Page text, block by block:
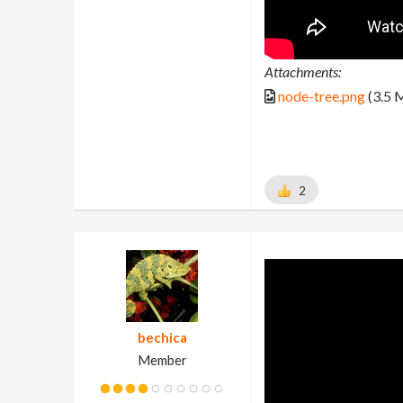
Attachments:
node-tree.png(3.5
2
bechica
Member